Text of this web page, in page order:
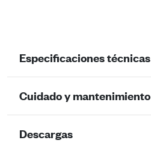
Especificaciones técnicas
Cuidado y mantenimiento
Descargas